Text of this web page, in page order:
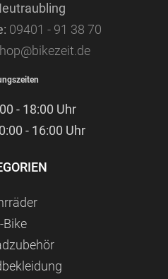
09401 - 91 38 70
- 18:00 Uhr
- 16:00 Uhr
Bike